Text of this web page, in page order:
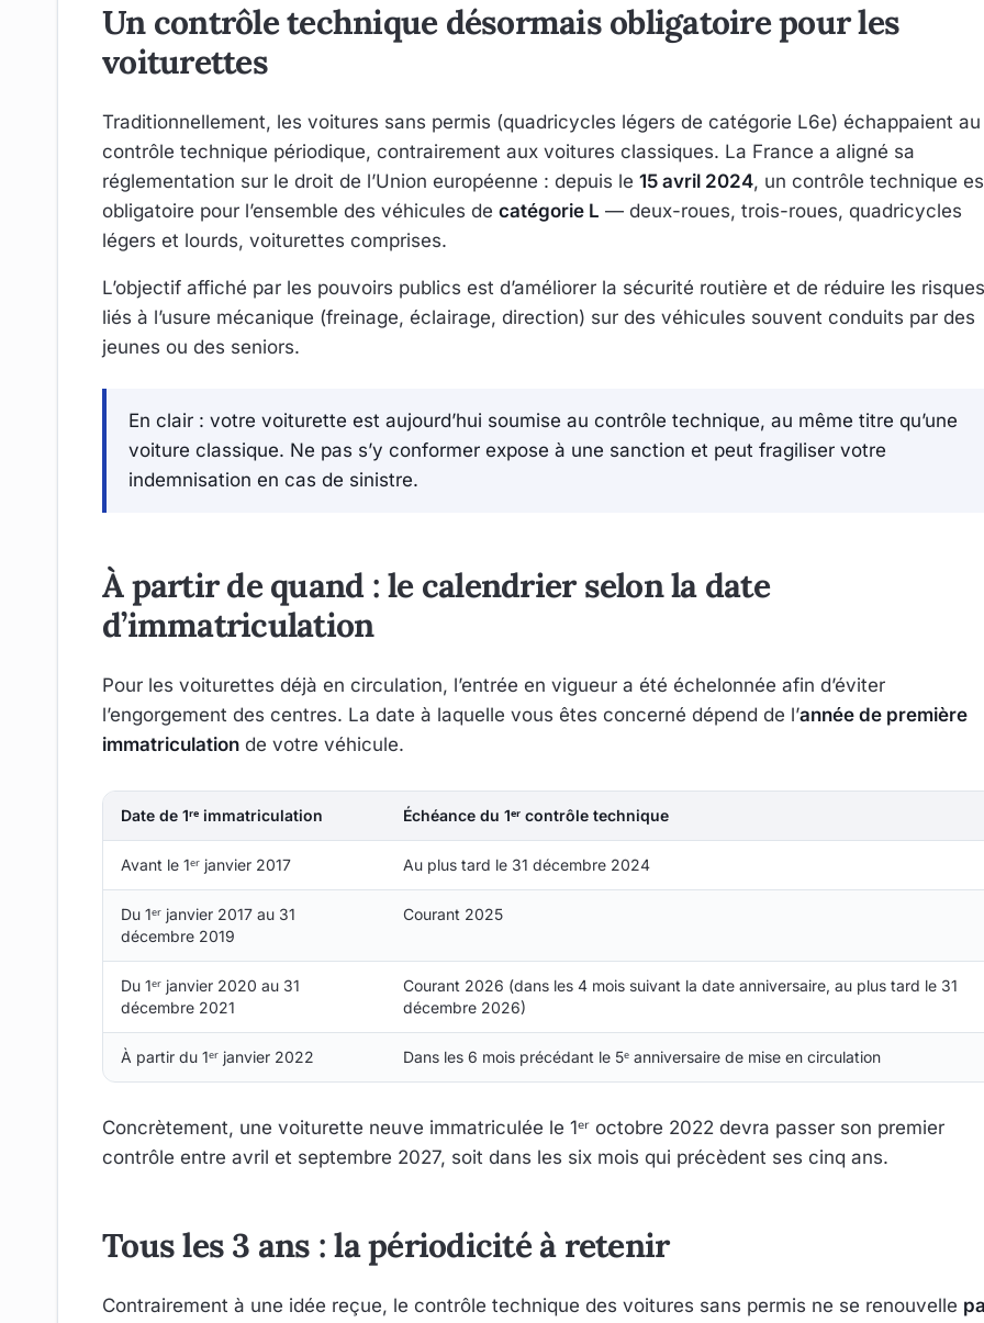
Un contrôle technique désormais obligatoire pour les
voiturettes
Traditionnellement, les voitures sans permis (quadricycles légers de catégorie L6e) échappaient au
contrôle technique périodique, contrairement aux voitures classiques. La France a aligné sa
réglementation sur le droit de l’Union européenne : depuis le 15 avril 2024, un contrôle technique
obligatoire pour l’ensemble des véhicules de catégorie L — deux-roues, trois-roues, quadricycles
légers et lourds, voiturettes comprises.
L’objectif affiché par les pouvoirs publics est d’améliorer la sécurité routière et de réduire les risques
liés à l’usure mécanique (freinage, éclairage, direction) sur des véhicules souvent conduits par des
jeunes ou des seniors.
En clair : votre voiturette est aujourd’hui soumise au contrôle technique, au même titre qu’une
voiture classique. Ne pas s’y conformer expose à une sanction et peut fragiliser votre
indemnisation en cas de sinistre.
À partir de quand : le calendrier selon la date
d’immatriculation
Pour les voiturettes déjà en circulation, l’entrée en vigueur a été échelonnée afin d’éviter
l’engorgement des centres. La date à laquelle vous êtes concerné dépend de l’année de première
immatriculation de votre véhicule.
Date de 1ʳᵉ immatriculation Échéance du 1ᵉʳ contrôle technique
Avant le 1ᵉʳ janvier 2017 Au plus tard le 31 décembre 2024
Du 1ᵉʳ janvier 2017 au 31
décembre 2019
Courant 2025
Du 1ᵉʳ janvier 2020 au 31
décembre 2021
Courant 2026 (dans les 4 mois suivant la date anniversaire, au plus tard le 31
décembre 2026)
À partir du 1ᵉʳ janvier 2022 Dans les 6 mois précédant le 5ᵉ anniversaire de mise en circulation
Concrètement, une voiturette neuve immatriculée le 1ᵉʳ octobre 2022 devra passer son premier
contrôle entre avril et septembre 2027, soit dans les six mois qui précèdent ses cinq ans.
Tous les 3 ans : la périodicité à retenir
Contrairement à une idée reçue, le contrôle technique des voitures sans permis ne se renouvelle